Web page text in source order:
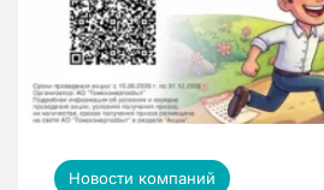
Новости компаний